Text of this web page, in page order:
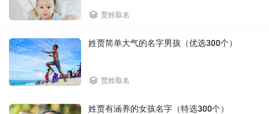
 贾姓取名
姓贾简单大气的名字男孩（优选300个）
 贾姓取名
姓贾有涵养的女孩名字（特选300个）